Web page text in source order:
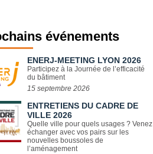
événements
ENERJ-MEETING LYON 2026
Participez à la Journée de l’efficacité
du bâtiment
15 septembre 2026
ENTRETIENS DU CADRE DE
VILLE 2026
Quelle ville pour quels usages ? Venez
échanger avec vos pairs sur les
nouvelles boussoles de
l’aménagement